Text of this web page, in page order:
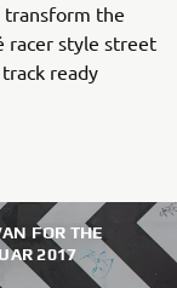
transform the
racer style street
ready
FOR THE
2017